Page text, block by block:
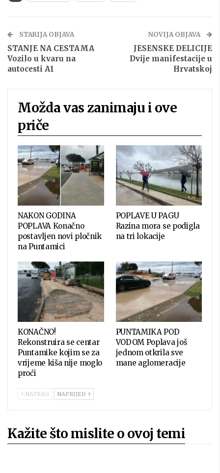
STARIJA OBJAVA
STANJE NA CESTAMA
Vozilo u kvaru na
autocesti A1
NOVIJA OBJAVA
JESENSKE DELICIJE
Dvije manifestacije u
Hrvatskoj
Možda vas zanimaju i ove
priče
NAKON GODINA
POPLAVA Konačno
postavljen novi pločnik
na Puntamici
POPLAVE U PAGU
Razina mora se podigla
na tri lokacije
KONAČNO!
Rekonstruira se centar
Puntamike kojim se za
vrijeme kiša nije moglo
proći
PUNTAMIKA POD
VODOM Poplava još
jednom otkrila sve
mane aglomeracije
NATRAG NAPRIJED
Kažite što mislite o ovoj temi